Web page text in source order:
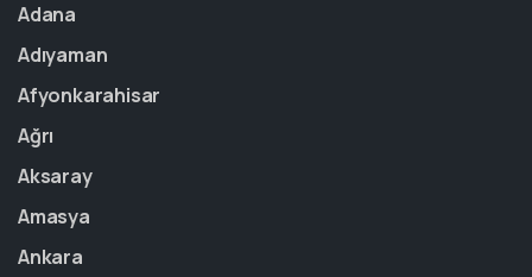
Adana
Adıyaman
Afyonkarahisar
Ağrı
Aksaray
Amasya
Ankara